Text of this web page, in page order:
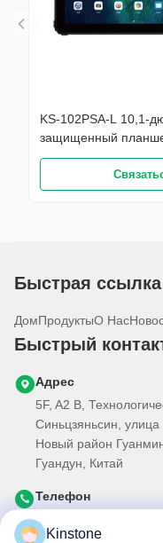
KS-102PSA-L 10,1-
защищенный
экраном,
разрешением FHD,
Быстрая ссылка
ДомПродуктыО Нас
Быстрый
Адрес
5F, A2 B,
Синьцзяньсин,
Новый район
Гуандун, Китай
Телефон
0086-755-33699968
Kinstone